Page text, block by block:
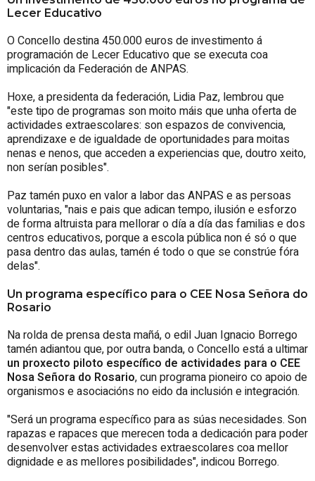
Lecer Educativo
O Concello destina 450.000 euros de investimento á
programación de Lecer Educativo que se executa coa
implicación da Federación de ANPAS.
Hoxe, a presidenta da federación, Lidia Paz, lembrou que
"este tipo de programas son moito máis que unha oferta de
actividades extraescolares: son espazos de convivencia,
aprendizaxe e de igualdade de oportunidades para moitas
nenas e nenos, que acceden a experiencias que, doutro xeito,
non serían posibles".
Paz tamén puxo en valor a labor das ANPAS e as persoas
voluntarias, "nais e pais que adican tempo, ilusión e esforzo
de forma altruista para mellorar o día a día das familias e dos
centros educativos, porque a escola pública non é só o que
pasa dentro das aulas, tamén é todo o que se constrúe fóra
delas".
Un programa específico para o CEE Nosa Señora do
Rosario
Na rolda de prensa desta mañá, o edil Juan Ignacio Borrego
tamén adiantou que, por outra banda, o Concello está a ultimar
un proxecto piloto específico de actividades para o CEE
Nosa Señora do Rosario, cun programa pioneiro co apoio de
organismos e asociacións no eido da inclusión e integración.
"Será un programa específico para as súas necesidades. Son
rapazas e rapaces que merecen toda a dedicación para poder
desenvolver estas actividades extraescolares coa mellor
dignidade e as mellores posibilidades", indicou Borrego.